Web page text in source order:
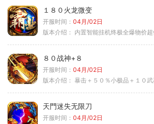
１８０火龙微变
开服时间： 04月/02日
版本介绍： 内置智能挂机终极全爆物价超值上
８０战神+８
开服时间： 04月/02日
版本介绍： 暴击＋５０％小极品＋１０
天門迷失无限刀
开服时间： 04月/02日